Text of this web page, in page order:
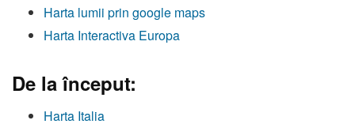
Harta lumii prin google maps
Harta Interactiva Europa
De la început:
Harta Italia